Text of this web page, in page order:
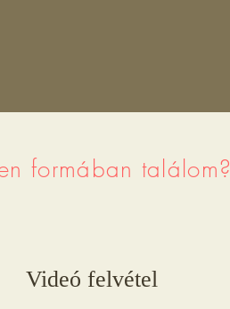
formában találom?
Videó felvétel